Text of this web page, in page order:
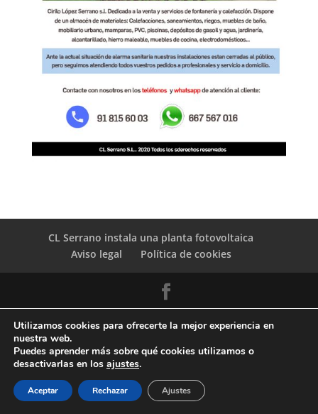
CL Serrano instala una planta fotovoltaica
Aviso legal
Política de cookies
COMUNICACIÓN VISUAL
Utilizamos cookies para ofrecerte la mejor experiencia en
nuestra web.
Puedes aprender más sobre qué cookies utilizamos o
desactivarlas en los ajustes.
Aceptar Rechazar Ajustes